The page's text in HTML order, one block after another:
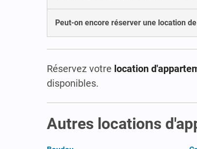
Peut-on encore réserver une location
Réservez votre location
disponibles.
Autres locations